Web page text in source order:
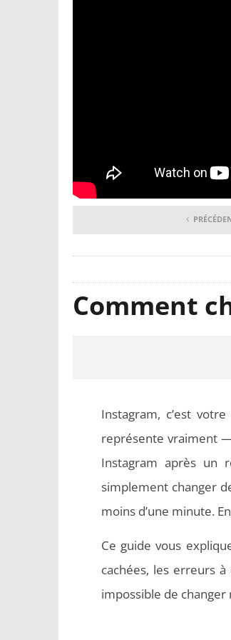
Comment
NOW VIEWING
Comment changer son
Instagram
Instagram, c’est
représente vraiment
Instagram après un
simplement changer
moins d’une minute.
Ce guide vous
cachées, les erreurs
impossible de